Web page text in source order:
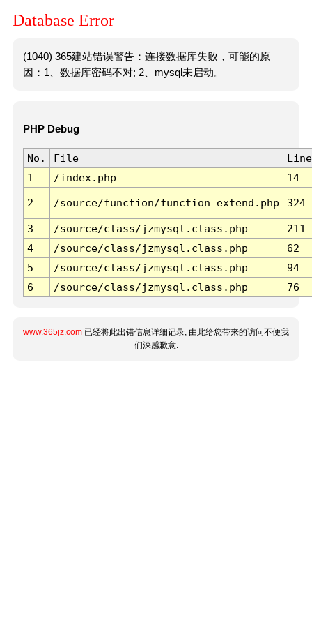
Database Error
(1040) 365建站错误警告：连接数据库失败，可能的原
因：1、数据库密码不对; 2、mysql未启动。
PHP Debug
No. File
Line
1
/index.php 14
2 /source/function/function_extend.php 324
3 /source/class/jzmysql.class.php
211
4
/source/class/jzmysql.class.php
62
5
/source/class/jzmysql.class.php
94
6
/source/class/jzmysql.class.php 76
www.365jz.com 已经将此出错信息详细记录, 由此给您带来的访问不便我
们深感歉意.